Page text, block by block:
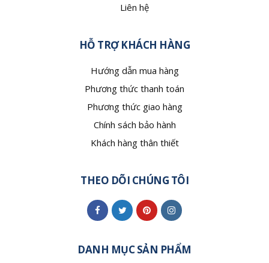
Liên hệ
HỖ TRỢ KHÁCH HÀNG
Hướng dẫn mua hàng
Phương thức thanh toán
Phương thức giao hàng
Chính sách bảo hành
Khách hàng thân thiết
THEO DÕI CHÚNG TÔI
DANH MỤC SẢN PHẨM